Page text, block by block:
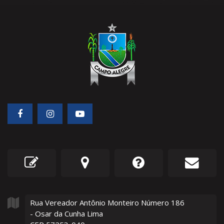
Rua Vereador Antônio Monteiro Número 186
- Osar da Cunha Lima